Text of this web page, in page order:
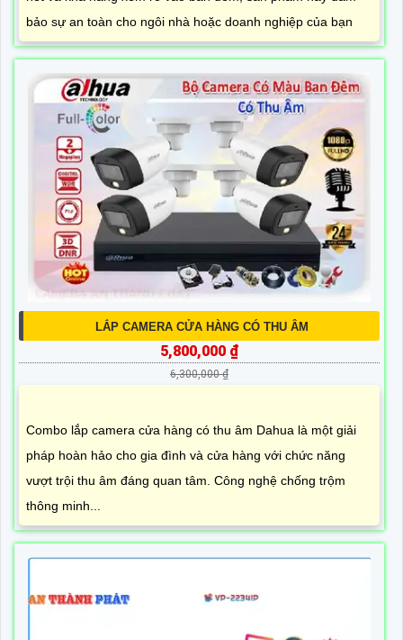
bảo sự an toàn cho ngôi nhà hoặc doanh nghiệp của bạn
LẮP CAMERA CỬA HÀNG CÓ THU ÂM
5,800,000 ₫
6,300,000 ₫
Combo lắp camera cửa hàng có thu âm Dahua là một giải
pháp hoàn hảo cho gia đình và cửa hàng với chức năng
vượt trội thu âm đáng quan tâm. Công nghệ chống trộm
thông minh...